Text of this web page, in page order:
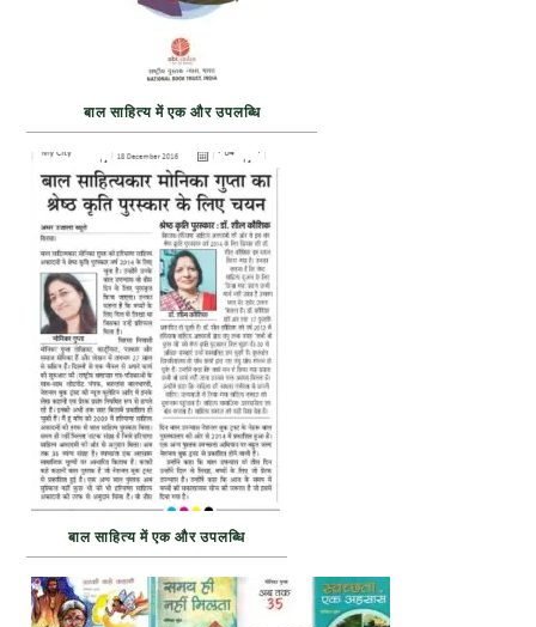
बाल साहित्य में एक और उपलब्धि
बाल साहित्य में एक और उपलब्धि